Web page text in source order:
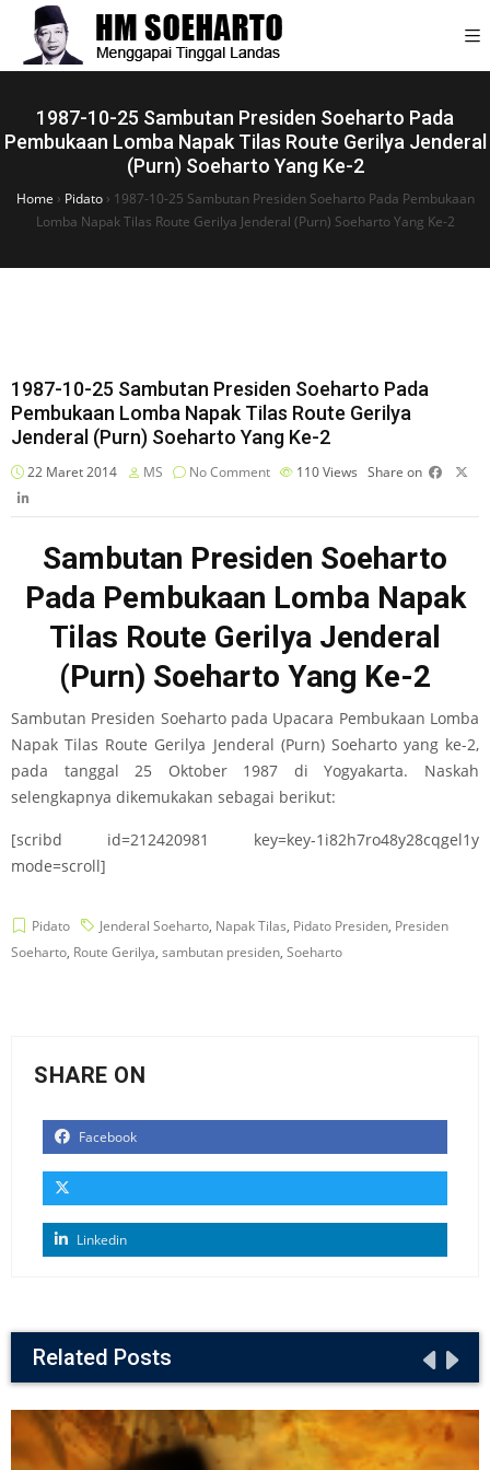
1987-10-25 Sambutan Presiden Soeharto Pada
Pembukaan Lomba Napak Tilas Route Gerilya Jenderal
(Purn) Soeharto Yang Ke-2
Home › Pidato› 1987-10-25 Sambutan Presiden Soeharto Pada Pembukaan
Lomba Napak Tilas Route Gerilya Jenderal (Purn) Soeharto Yang Ke-2
1987-10-25 Sambutan Presiden Soeharto Pada
Pembukaan Lomba Napak Tilas Route Gerilya
Jenderal (Purn) Soeharto Yang Ke-2
22 Maret 2014 MS No Comment 110Views Share on
Sambutan Presiden Soeharto
Pada Pembukaan Lomba Napak
Tilas Route Gerilya Jenderal
(Purn) Soeharto Yang Ke-2
Sambutan Presiden Soeharto pada Upacara Pembukaan Lomba
Napak Tilas Route Gerilya Jenderal (Purn) Soeharto yang ke-2,
pada tanggal 25 Oktober 1987 di Yogyakarta. Naskah
selengkapnya dikemukakan sebagai berikut:
[scribd id=212420981 key=key-1i82h7ro48y28cqgel1y
mode=scroll]
Pidato Jenderal Soeharto, Napak Tilas, Pidato Presiden, Presiden
Soeharto, Route Gerilya, sambutan presiden, Soeharto
SHARE ON
Facebook
Linkedin
Related Posts